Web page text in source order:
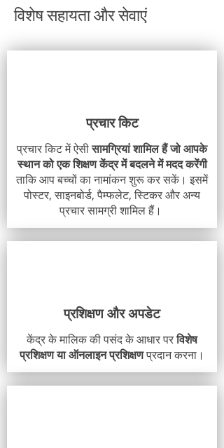
विशेष सहायता और सेवाएं
प्रचार किट
प्रचार किट में ऐसीसामग्रियां शामिल हैं जो आपके
स्थान को एक शिक्षण केंद्र में बदलने में मदद करेंगी
ताकि आप बच्चों का नामांकन शुरू कर सकें। इसमें
पोस्टर, साइनबोर्ड, पैम्फलेट, स्टिकर और अन्य
प्रचार सामग्री शामिल हैं।
प्रशिक्षण और अपडेट
केंद्र के मालिक की पसंद के आधार परविशेष
प्रशिक्षण या ऑनलाइन प्रशिक्षणप्रदान करना।